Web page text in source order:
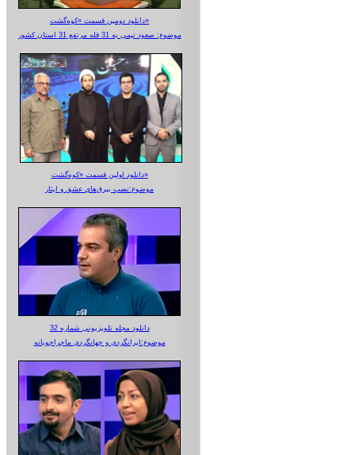
دانلود دومین قسمت «کوه‌گشت»
موضوع: صعود تیمی به 31 قله مرتفع 31 استان کشور
دانلود اولین قسمت «کوه‌گشت»
موضوع:نصب بیرق‌های عشق و ایثار
دانلود مجله تلویزیونی شماره 32
موضوع:ایرانگردی و جهانگردی ماجراجویانه